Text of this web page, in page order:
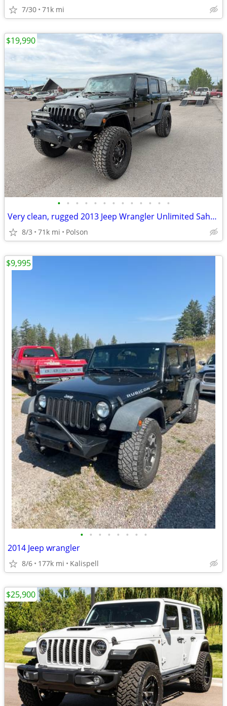
7/30 71k mi
• • • • • • • • • • • • •
Very clean, rugged 2013 Jeep Wrangler Unlimited Sahara
8/3 71k mi Polson
$19,990
• • • • • • • •
2014 Jeep wrangler
8/6 177k mi Kalispell
$9,995
$25,900